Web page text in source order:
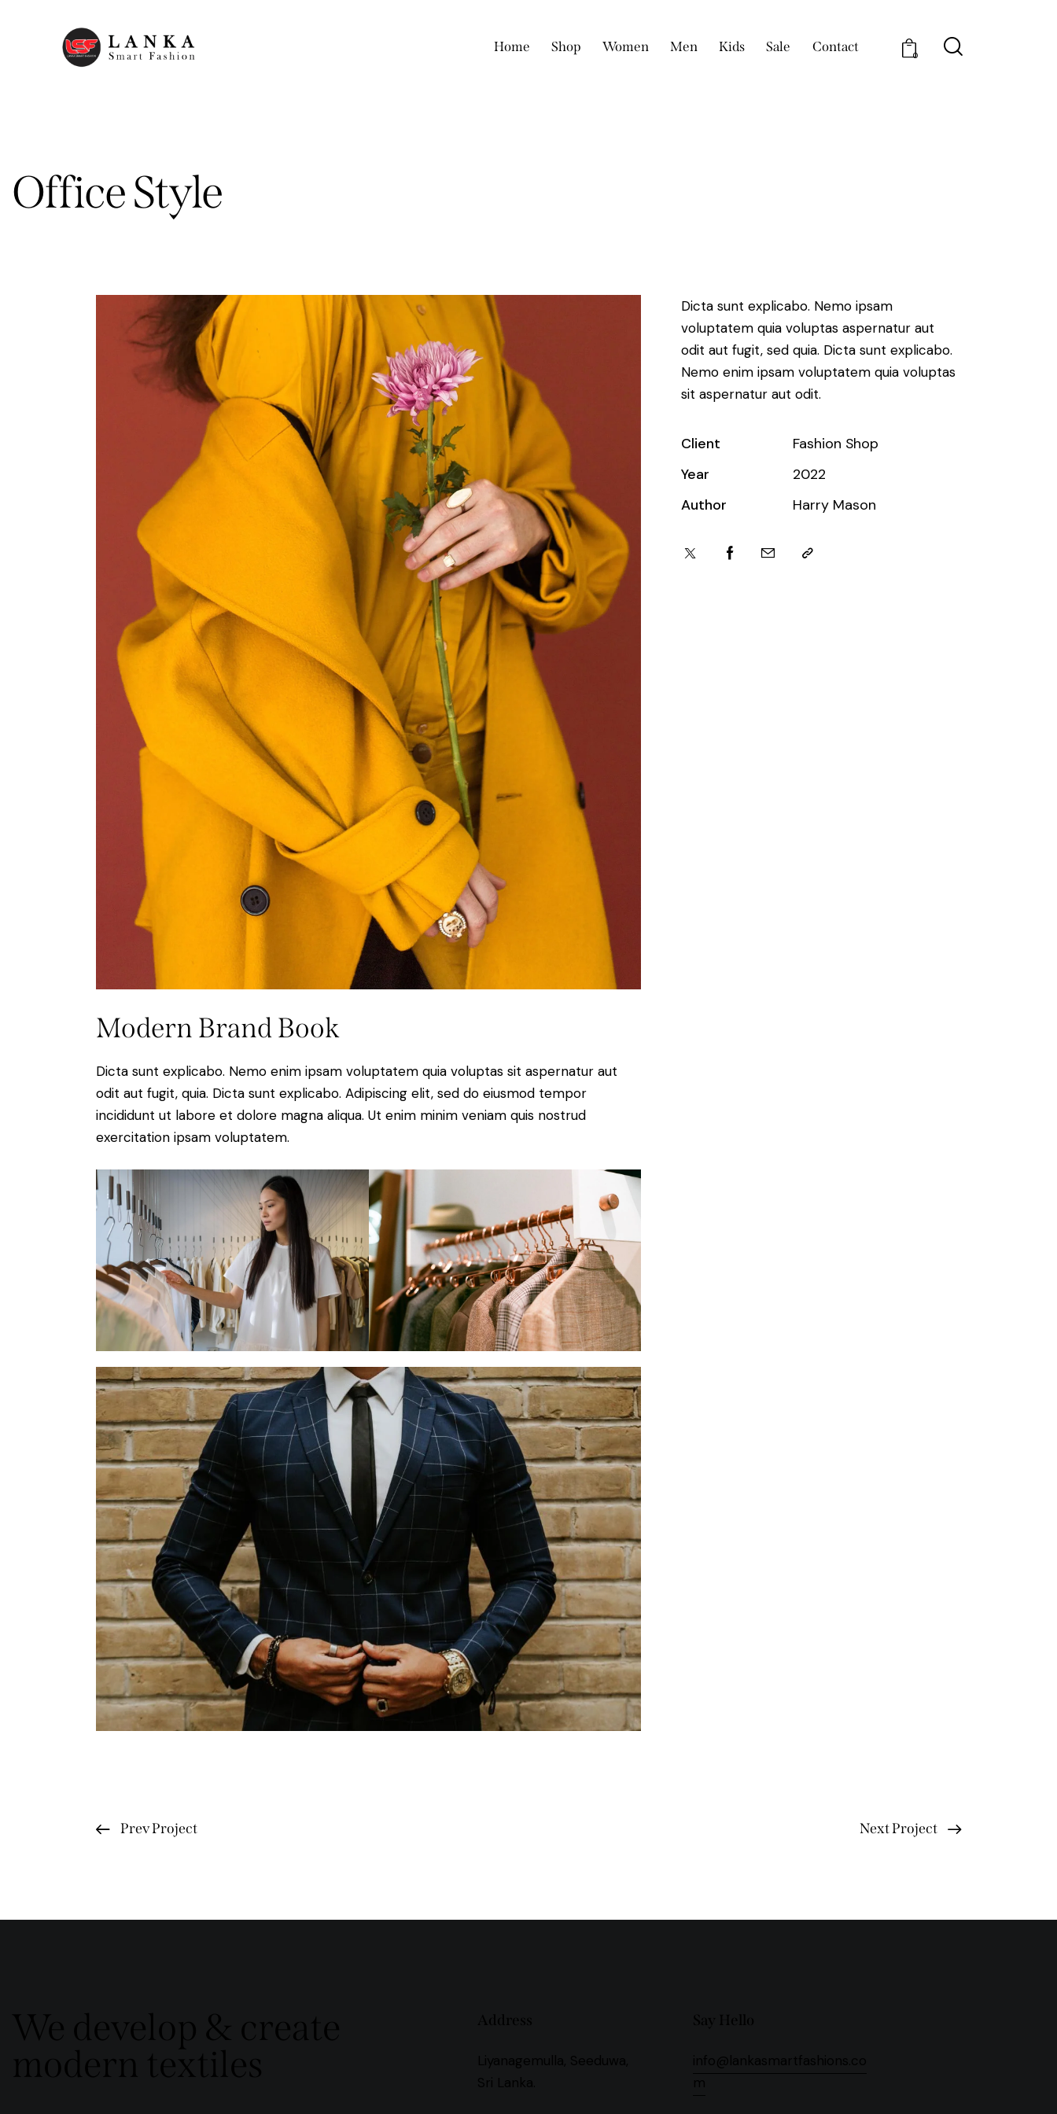
Home Shop Women Men Kids Sale Contact
0
Office Style
Modern Brand Book
Dicta sunt explicabo. Nemo enim ipsam voluptatem quia voluptas sit aspernatur aut
odit aut fugit, quia. Dicta sunt explicabo. Adipiscing elit, sed do eiusmod tempor
incididunt ut labore et dolore magna aliqua. Ut enim minim veniam quis nostrud
exercitation ipsam voluptatem.
Dicta sunt explicabo. Nemo ipsam
voluptatem quia voluptas aspernatur aut
odit aut fugit, sed quia. Dicta sunt explicabo.
Nemo enim ipsam voluptatem quia voluptas
sit aspernatur aut odit.
Client
Fashion Shop
Year
2022
Author
Harry Mason
Prev Project Next Project